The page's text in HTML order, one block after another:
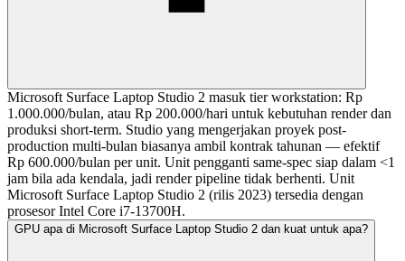
Microsoft Surface Laptop Studio 2 masuk tier workstation: Rp
1.000.000/bulan, atau Rp 200.000/hari untuk kebutuhan render dan
produksi short-term. Studio yang mengerjakan proyek post-
production multi-bulan biasanya ambil kontrak tahunan — efektif
Rp 600.000/bulan per unit. Unit pengganti same-spec siap dalam <1
jam bila ada kendala, jadi render pipeline tidak berhenti. Unit
Microsoft Surface Laptop Studio 2 (rilis 2023) tersedia dengan
prosesor Intel Core i7-13700H.
GPU apa di Microsoft Surface Laptop Studio 2 dan kuat untuk apa?